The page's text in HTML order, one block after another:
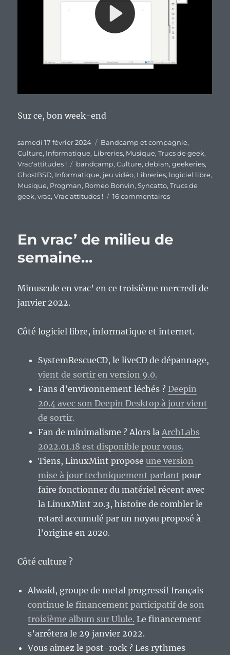
Sur ce, bon week-end
Publié
le
samedi 17 février 2024 Catégories
Bandcamp et compagnie,
Culture, Informatique, Libreries, Musique,Trucs de geek,
Vrac'attitudes !
Étiquettes
bandcamp,Culture,debian,geekeries,
GhostBSD, Informatique, jeu vidéo, Libreries, logiciel libre,
Musique, Progman, Romeo Bonvin,Syncatto,Trucs de
geek,vrac,Vrac'attitudes ! 16 commentairessur
fin
En vrac’ de milieu de
semaine…
Minuscule en vrac’ en ce troisième mercredi de
janvier 2022.
Côté logiciel libre, informatique et internet.
SystemRescueCD, le liveCD de dépannage,
vient de sortir en version 9.0.
Fans d’environnement léchés ?Deepin
20.4 avec son Deepin Desktop à jour vient
de sortir.
Fan de minimalisme ? Alors laArchLabs
2022.01.18 est disponible pour vous.
Tiens, LinuxMint proposeune version
mise à jour techniquement parlant pour
faire fonctionner du matériel récent avec
la LinuxMint 20.3, histoire de combler le
retard accumulé par un noyau proposé à
l’origine en 2020.
Côté culture ?
Alwaid, groupe de metal progressif français
continue le financement participatif de son
troisième album sur Ulule. Le financement
s’arrêtera le 29 janvier 2022.
Vous aimez le post-rock ? Les rythmes